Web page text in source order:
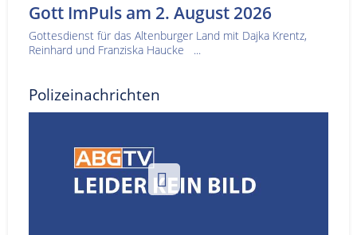
Gott ImPuls am 2. August 2026
Gottesdienst für das Altenburger Land mit Dajka Krentz,
Reinhard und Franziska Haucke ...
Polizeinachrichten